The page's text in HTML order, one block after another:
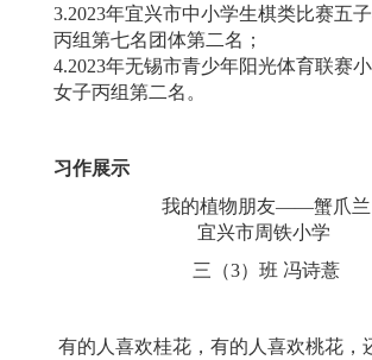
3.2023年宜兴市中小学生棋类比赛五
丙组第七名团体第二名；
4.2023年无锡市青少年阳光体育联赛
女子丙组第二名。
习作展示
我的植物朋友——蟹爪兰
宜兴市周铁小学
三（3）班 冯诗薏
有的人喜欢桂花，有的人喜欢桃花，